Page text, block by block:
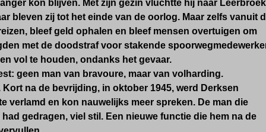
kon blijven. Met zijn gezin vluchtte hij naar
bleven zij tot het einde van de oorlog. Maar zelfs vanuit
bleef geld ophalen en bleef mensen overtuigen om
met de doodstraf voor stakende
vol te houden, ondanks het gevaar.
geen man van bravoure, maar van volharding.
na de bevrijding, in oktober 1945, werd Derksen
verlamd en kon nauwelijks meer spreken. De man die
gedragen, viel stil. Een nieuwe functie die hem na de